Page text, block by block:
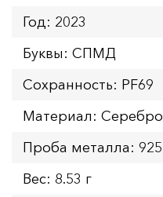
Год: 2023
Буквы: СПМД
Сохранность: PF69
Материал: Серебро
Проба металла: 925
Вес: 8.53 г